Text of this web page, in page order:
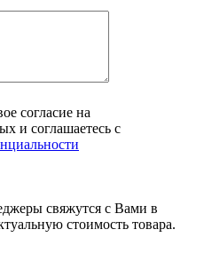
согласие на
и соглашаетесь с
свяжутся с Вами в
стоимость товара.